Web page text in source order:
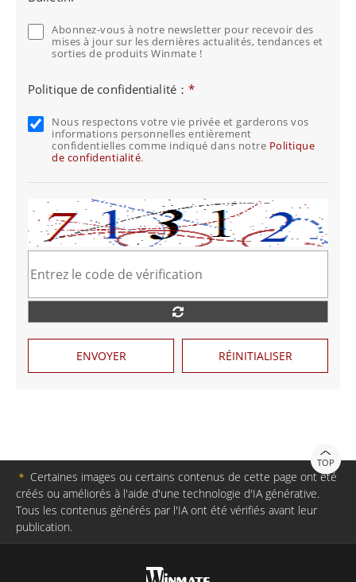
Abonnez-vous à notre newsletter pour recevoir des
mises à jour sur les dernières actualités, tendances et
sorties de produits Winmate !
Politique de confidentialité： *
Nous respectons votre vie privée et garderons vos
informations personnelles entièrement
confidentielles comme indiqué dans notre Politique
de confidentialité.
ENVOYER RÉINITIALISER
TOP
＊ Certaines images ou certains contenus de cette page ont été
créés ou améliorés à l'aide d'une technologie d'IA générative.
Tous les contenus générés par l'IA ont été vérifiés avant leur
publication.